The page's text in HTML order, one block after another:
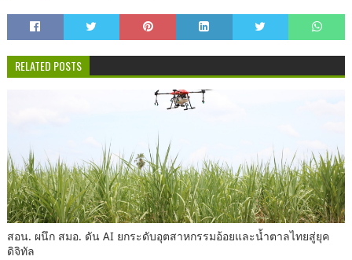
RELATED POSTS
สอน. ผนึก สมอ. ดัน AI ยกระดับอุตสาหกรรมอ้อยและน้ำตาลไทยสู่ยุค
ดิจิทัล